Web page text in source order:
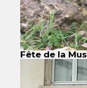
Fête de la